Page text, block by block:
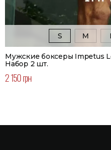
S M
Мужские боксеры Impetus
Набор 2 шт.
2 150 грн